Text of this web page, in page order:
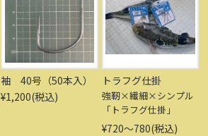
袖 40号（50本入）
¥1,200(税込)
トラフグ仕掛
強靭×繊細×シンプル
「トラフグ仕掛」
¥720〜780(税込)